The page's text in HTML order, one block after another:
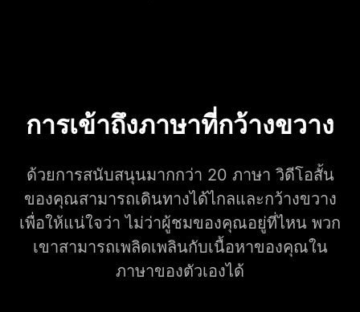
การเข้าถึงภาษาที่กว้างขวาง
ด้วยการสนับสนุนมากกว่า 20 ภาษา วิดีโอสั้น
ของคุณสามารถเดินทางได้ไกลและกว้างขวาง
เพื่อให้แน่ใจว่า ไม่ว่าผู้ชมของคุณอยู่ที่ไหน พวก
เขาสามารถเพลิดเพลินกับเนื้อหาของคุณใน
ภาษาของตัวเองได้